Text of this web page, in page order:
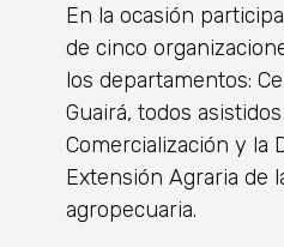
En la ocasión
de cinco
los departamentos:
Guairá, todos
Comercialización y la
Extensión Agraria de
agropecuaria.